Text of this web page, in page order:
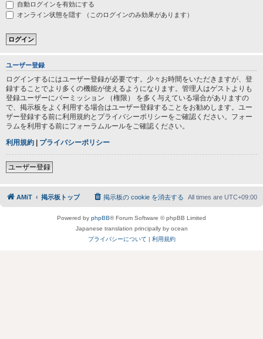
自動ログインを有効にする
オンライン状態を隠す （このログインのみ効果があります）
ユーザー登録
ログインするにはユーザー登録が必要です。少々お時間をいただきますが、登
録することでより多くの機能が使えるようになります。管理人はゲストよりも
登録ユーザーにパーミッション （権限） を多く与えている場合がありますの
で、掲示板をよく利用する場合はユーザー登録することをお勧めします。ユー
ザー登録する前に利用規約とプライバシーポリシーをご確認ください。フォー
ラムを利用する前にフォーラムルールをご確認ください。
利用規約 | プライバシーポリシー
ユーザー登録
AMiT 掲示板トップ All times are UTC+09:00
掲示板の cookie を消去する
Powered by phpBB® Forum Software © phpBB Limited
Japanese translation principally by ocean
プライバシーについて | 利用規約